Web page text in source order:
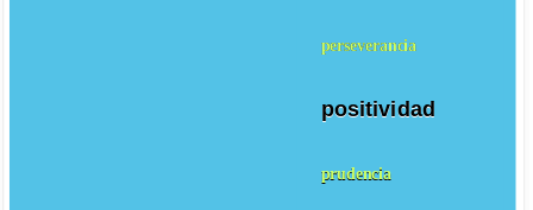
perseverancia
positividad
prudencia